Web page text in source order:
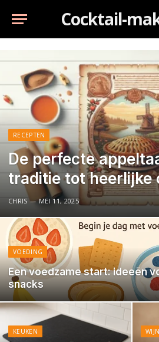
Cocktail-
RECEPTEN
De perfecte
traditie tot heerlijke
CHRIS MEI 11, 2025
VOEDING
Een voedzame start: ideeën
snacks
KEUKEN WIJN